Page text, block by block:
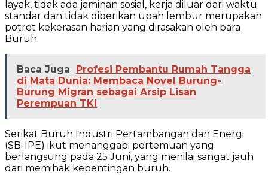
layak, tidak ada jaminan sosial, kerja diluar dari waktu
standar dan tidak diberikan upah lembur merupakan
potret kekerasan harian yang dirasakan oleh para
Buruh.
Baca Juga
Profesi Pembantu Rumah Tangga
di Mata Dunia: Membaca Novel Burung-
Burung Migran sebagai Arsip Lisan
Perempuan TKI
Serikat Buruh Industri Pertambangan dan Energi
(SB-IPE) ikut menanggapi pertemuan yang
berlangsung pada 25 Juni, yang menilai sangat jauh
dari memihak kepentingan buruh.